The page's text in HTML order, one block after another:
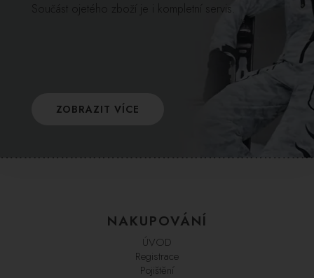
Součást ojetého zboží je i kompletní servis.
ZOBRAZIT VÍCE
NAKUPOVÁNÍ
ÚVOD
Registrace
Pojištění